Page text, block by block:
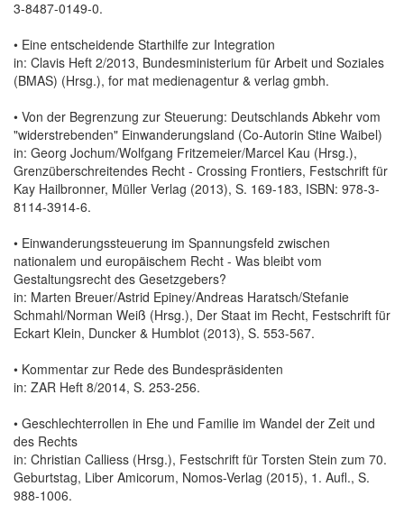
3-8487-0149-0.
• Eine entscheidende Starthilfe zur Integration
in: Clavis Heft 2/2013, Bundesministerium für Arbeit und Soziales
(BMAS) (Hrsg.), for mat medienagentur & verlag gmbh.
• Von der Begrenzung zur Steuerung: Deutschlands Abkehr vom
"widerstrebenden" Einwanderungsland (Co-Autorin Stine Waibel)
in: Georg Jochum/Wolfgang Fritzemeier/Marcel Kau (Hrsg.),
Grenzüberschreitendes Recht - Crossing Frontiers, Festschrift für
Kay Hailbronner, Müller Verlag (2013), S. 169-183, ISBN: 978-3-
8114-3914-6.
• Einwanderungssteuerung im Spannungsfeld zwischen
nationalem und europäischem Recht - Was bleibt vom
Gestaltungsrecht des Gesetzgebers?
in: Marten Breuer/Astrid Epiney/Andreas Haratsch/Stefanie
Schmahl/Norman Weiß (Hrsg.), Der Staat im Recht, Festschrift für
Eckart Klein, Duncker & Humblot (2013), S. 553-567.
• Kommentar zur Rede des Bundespräsidenten
in: ZAR Heft 8/2014, S. 253-256.
• Geschlechterrollen in Ehe und Familie im Wandel der Zeit und
des Rechts
in: Christian Calliess (Hrsg.), Festschrift für Torsten Stein zum 70.
Geburtstag, Liber Amicorum, Nomos-Verlag (2015), 1. Aufl., S.
988-1006.